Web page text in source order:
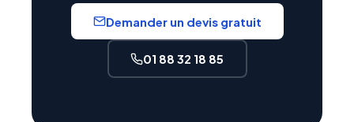
Demander un devis gratuit
01 88 32 18 85